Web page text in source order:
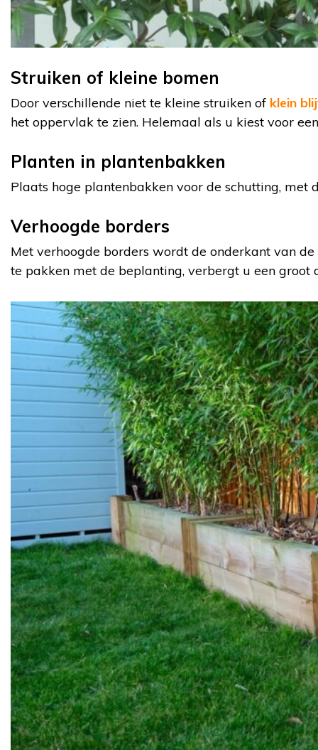
Struiken of kleine bomen
Door verschillende niet te kleine struiken of klein
het oppervlak te zien. Helemaal als u kiest voor
Planten in plantenbakken
Plaats hoge plantenbakken voor de schutting,
Verhoogde borders
Met verhoogde borders wordt de onderkant van
te pakken met de beplanting, verbergt u een groot